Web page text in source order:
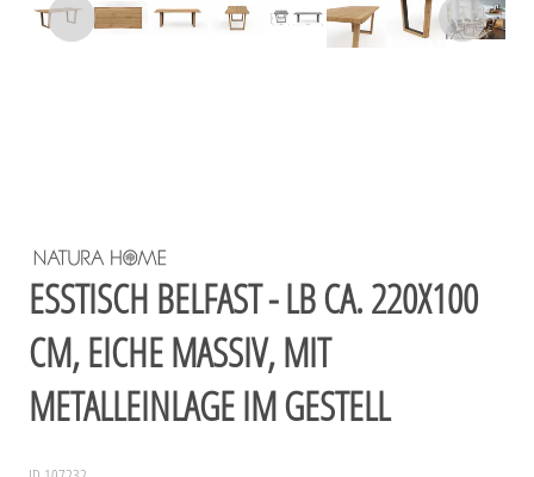
ESSTISCH BELFAST - LB CA. 220X100
CM, EICHE MASSIV, MIT
METALLEINLAGE IM GESTELL